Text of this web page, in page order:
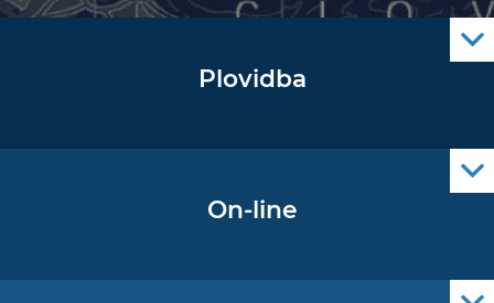
Plovidba
On-line